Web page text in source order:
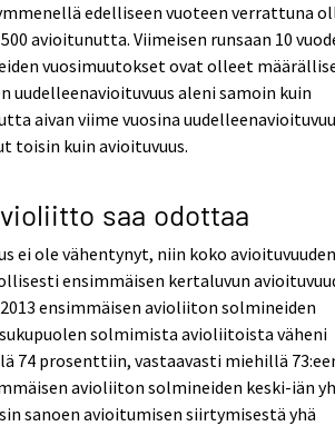
edelliseen vuoteen verrattuna
avioitunutta. Viimeisen runsaan 10
vuosimuutokset ovat olleet
uudelleenavioituvuus aleni samoin kuin
aivan viime vuosina
toisin kuin avioituvuus.
saa odottaa
ei ole vähentynyt, niin koko avioituvuuden
ensimmäisen kertaluvun
ensimmäisen avioliiton solmineiden
solmimista avioliitoista väheni
74 prosenttiin, vastaavasti miehillä
avioliiton solmineiden keski-iän
sanoen avioitumisen siirtymisestä yhä